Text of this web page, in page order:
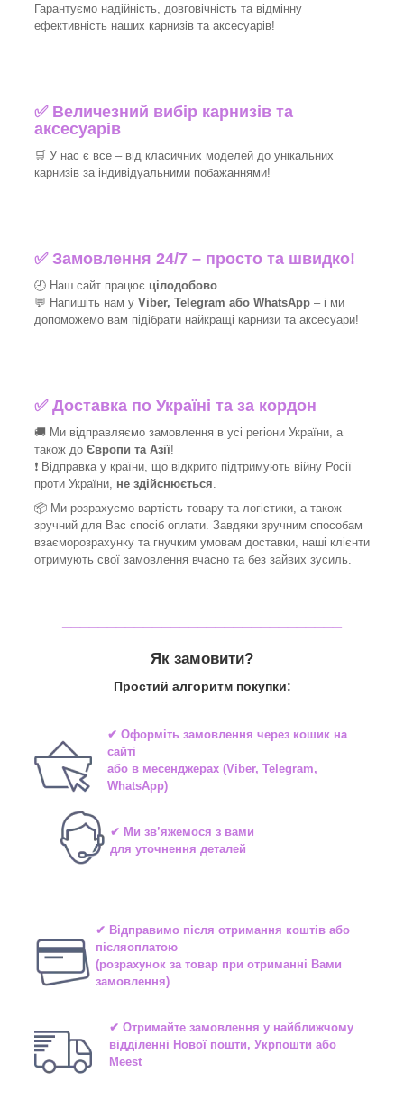
Гарантуємо надійність, довговічність та відмінну
ефективність наших карнизів та аксесуарів!​
✅ Величезний вибір карнизів та
аксесуарів
🛒 У нас є все – від класичних моделей до унікальних
карнизів за індивідуальними побажаннями!​
✅Замовлення 24/7 – просто та швидко!
🕘 Наш сайт працює цілодобово
💬 Напишіть нам у Viber, Telegram або WhatsApp – і ми
допоможемо вам підібрати найкращі карнизи та аксесуари!
✅Доставка по Україні та за кордон
🚚 Ми відправляємо замовлення в усі регіони України, а
також до Європи та Азії!
❗ Відправка у країни, що відкрито підтримують війну Росії
проти України, не здійснюється.
📦 Ми розрахуємо вартість товару та логістики, а також
зручний для Вас спосіб оплати. Завдяки зручним способам
взаєморозрахунку та гнучким умовам доставки, наші клієнти
отримують свої замовлення вчасно та без зайвих зусиль.
Як замовити?
Простий алгоритм покупки:
✔ Оформіть замовлення через кошик на
сайті
або в месенджерах(Viber, Telegram,
WhatsApp)
✔ Ми зв’яжемося з вами
для уточнення деталей
✔ Відправимо після отримання коштів або
післяоплатою
(розрахунок за товар при отриманні Вами
замовлення)
✔ Отримайте замовлення у найближчому
відділенні Нової пошти, Укрпошти або
Meest